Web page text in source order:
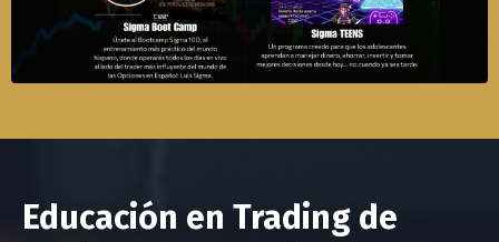
Educación en Trading de